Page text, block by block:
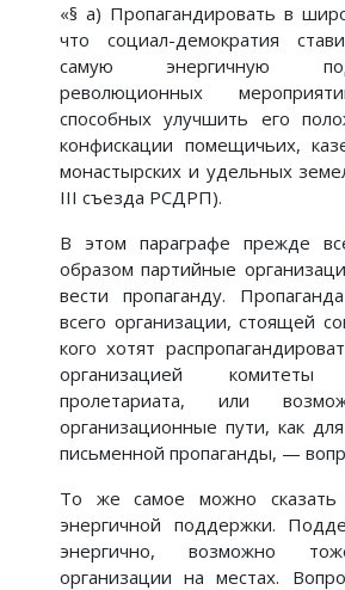
«§ а) Пропагандировать в
что социал-демократия
самую энергичную
революционных
способных улучшить его
конфискации помещичьих,
монастырских и удельных
III съезда РСДРП).
В этом параграфе прежде
образом партийные
вести пропаганду.
всего организации, стоящей
кого хотят
организацией
пролетариата, или
организационные пути, как
письменной пропаганды, —
То же самое можно
энергичной поддержки.
энергично, возможно
организации на местах.